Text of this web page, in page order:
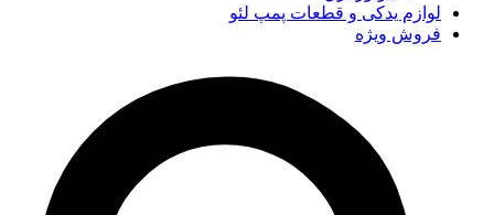
لوازم یدکی و قطعات پمپ لئو
فروش ویژه